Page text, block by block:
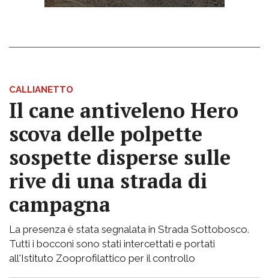
CALLIANETTO
Il cane antiveleno Hero
scova delle polpette
sospette disperse sulle
rive di una strada di
campagna
La presenza è stata segnalata in Strada Sottobosco.
Tutti i bocconi sono stati intercettati e portati
all'Istituto Zooprofilattico per il controllo